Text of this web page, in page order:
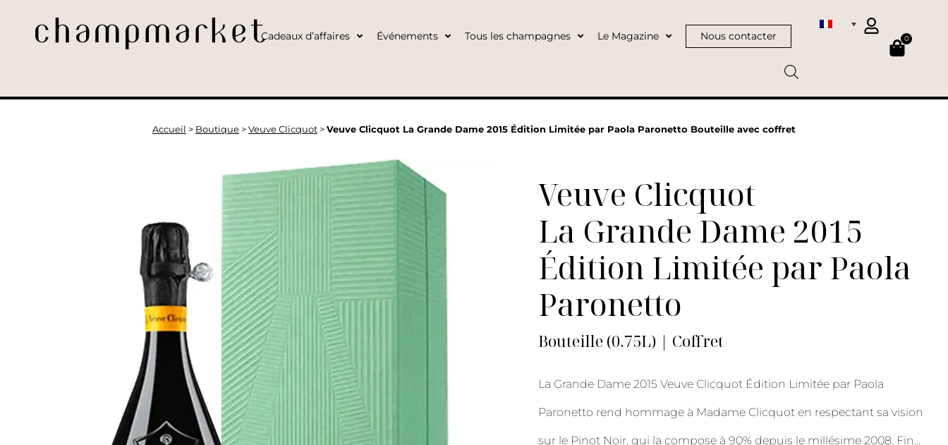
Cadeaux d’affaires Événements Tous les champagnes Le Magazine Nous contacter 0
Accueil > Boutique > Veuve Clicquot > Veuve Clicquot La Grande Dame 2015 Édition Limitée par Paola Paronetto Bouteille avec coffret
Veuve Clicquot
La Grande Dame 2015
Édition Limitée par Paola
Paronetto
Bouteille (0.75L) | Coffret
La Grande Dame 2015 Veuve Clicquot Édition Limitée par Paola
Paronetto rend hommage à Madame Clicquot en respectant sa vision
sur le Pinot Noir, qui la compose à 90% depuis le millésime 2008. Fin...